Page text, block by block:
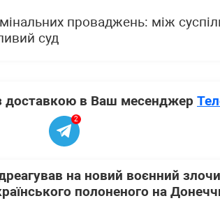
проваджень: між
суд
доставкою в Ваш месенджер
2
на новий воєнний
полоненого на